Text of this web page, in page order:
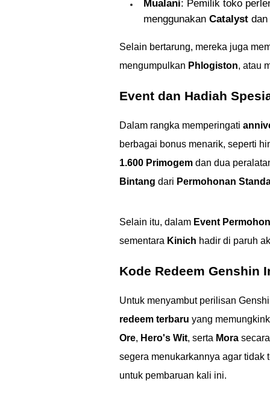
Mualani: Pemilik toko
menggunakan Catalyst
Selain bertarung, mereka juga
mengumpulkan Phlogiston, atau
Event dan Hadiah
Dalam rangka memperingati
berbagai bonus menarik, seperti
1.600 Primogem dan dua
Bintang dari Permohonan
Selain itu, dalam Event
sementara Kinich hadir di paruh
Kode Redeem Genshin
Untuk menyambut perilisan
redeem terbaru yang
Ore, Hero's Wit, serta Mora
segera menukarkannya agar tidak
untuk pembaruan kali ini.